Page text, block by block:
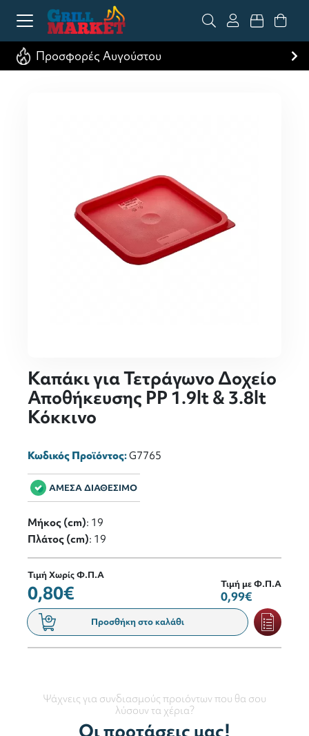
Προσφορές Αυγούστου
Καπάκι για Τετράγωνο Δοχείο
Αποθήκευσης PP 1.9lt & 3.8lt
Κόκκινο
Κωδικός Προϊόντος:G7765
ΑΜΕΣΑ ΔΙΑΘΕΣΙΜΟ
Μήκος (cm): 19
Πλάτος (cm): 19
Τιμή Χωρίς Φ.Π.Α
0,80€ Τιμή με Φ.Π.Α
0,99€
Προσθήκη στο καλάθι
Ψάχνεις για συνδιασμούς προιόντων που θα σου
λύσουν τα χέρια?
Οι προτάσεις μας!